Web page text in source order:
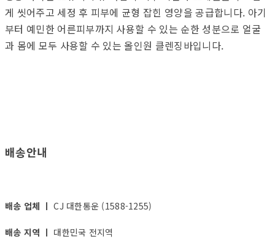
게 씻어주고 세정 후 피부에 균형 잡힌 영양을 공급합니다. 아기
부터 예민한 어른피부까지 사용할 수 있는 순한 성분으로 얼굴
과 몸에 모두 사용할 수 있는 올인원 클렌징바입니다.
배송안내
배송 업체 ㅣCJ 대한통운 (1588-1255)
배송 지역 ㅣ 대한민국 전지역